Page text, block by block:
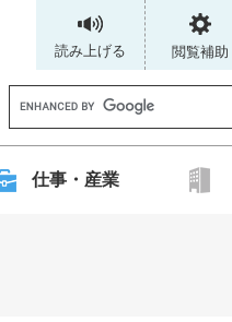
読み上げる 閲覧補助
G
o
g
l
仕事・産業